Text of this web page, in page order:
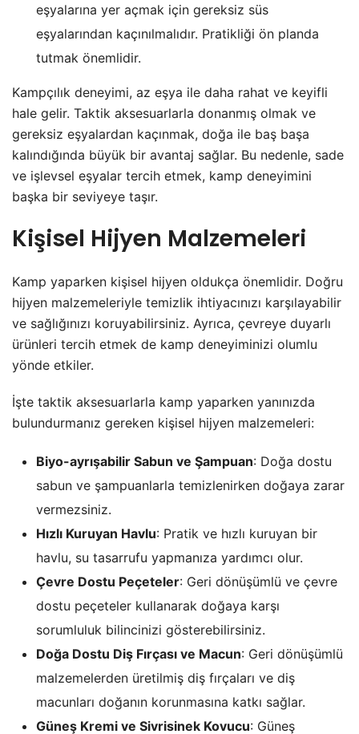
eşyalarına yer açmak için gereksiz süs
eşyalarından kaçınılmalıdır. Pratikliği ön planda
tutmak önemlidir.
Kampçılık deneyimi, az eşya ile daha rahat ve keyifli
hale gelir. Taktik aksesuarlarla donanmış olmak ve
gereksiz eşyalardan kaçınmak, doğa ile baş başa
kalındığında büyük bir avantaj sağlar. Bu nedenle, sade
ve işlevsel eşyalar tercih etmek, kamp deneyimini
başka bir seviyeye taşır.
Kişisel Hijyen Malzemeleri
Kamp yaparken kişisel hijyen oldukça önemlidir. Doğru
hijyen malzemeleriyle temizlik ihtiyacınızı karşılayabilir
ve sağlığınızı koruyabilirsiniz. Ayrıca, çevreye duyarlı
ürünleri tercih etmek de kamp deneyiminizi olumlu
yönde etkiler.
İşte taktik aksesuarlarla kamp yaparken yanınızda
bulundurmanız gereken kişisel hijyen malzemeleri:
Biyo-ayrışabilir Sabun ve Şampuan: Doğa dostu
sabun ve şampuanlarla temizlenirken doğaya zarar
vermezsiniz.
Hızlı Kuruyan Havlu: Pratik ve hızlı kuruyan bir
havlu, su tasarrufu yapmanıza yardımcı olur.
Çevre Dostu Peçeteler: Geri dönüşümlü ve çevre
dostu peçeteler kullanarak doğaya karşı
sorumluluk bilincinizi gösterebilirsiniz.
Doğa Dostu Diş Fırçası ve Macun: Geri dönüşümlü
malzemelerden üretilmiş diş fırçaları ve diş
macunları doğanın korunmasına katkı sağlar.
Güneş Kremi ve Sivrisinek Kovucu: Güneş